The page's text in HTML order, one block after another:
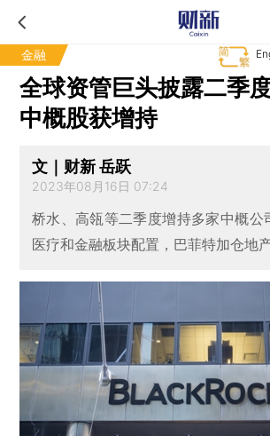
金融
全球资管巨头披露二季
中概股获增持
文｜财新 岳跃
2023年08月16日 07:24
桥水、高瓴等二季度增持多家中概公
医疗和金融板块配置，巴菲特加仓地